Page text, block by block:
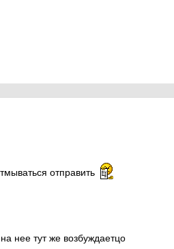
отправить
нее тут же возбуждаетцо